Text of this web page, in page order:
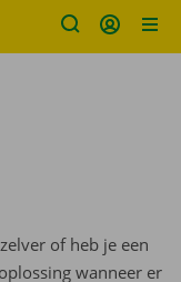
of heb je een
wanneer er